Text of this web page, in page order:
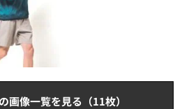
画像一覧を見る（11枚）